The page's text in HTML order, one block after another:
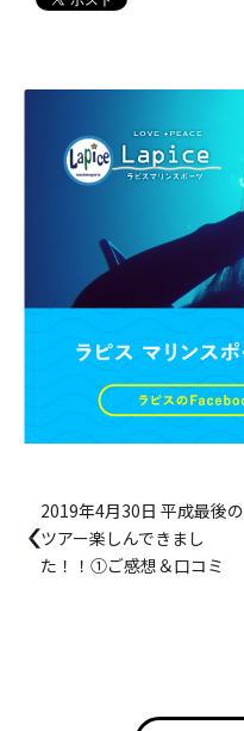
2019年4月30日 平成最後の
ツアー楽しんできまし
た！！①ご感想＆口コミ